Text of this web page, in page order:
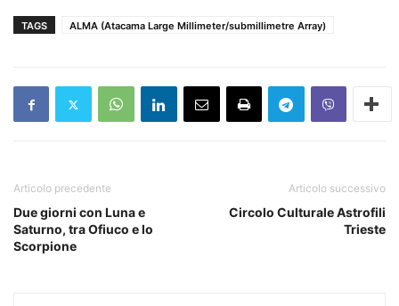
TAGS ALMA (Atacama Large Millimeter/submillimetre Array)
Articolo precedente
Due giorni con Luna e
Saturno, tra Ofiuco e lo
Scorpione
Articolo successivo
Circolo Culturale Astrofili
Trieste